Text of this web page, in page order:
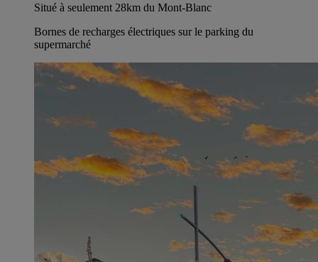
Situé à seulement 28km du Mont-Blanc
Bornes de recharges électriques sur le parking du
supermarché